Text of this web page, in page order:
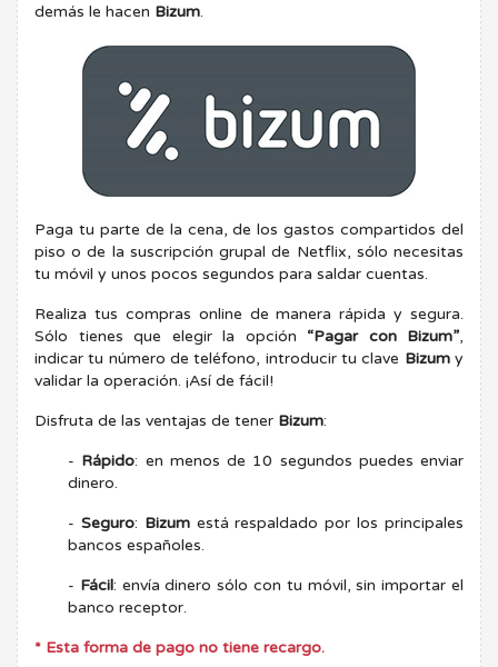
demás le hacen Bizum.
Paga tu parte de la cena, de los gastos compartidos del
piso o de la suscripción grupal de Netflix, sólo necesitas
tu móvil y unos pocos segundos para saldar cuentas.
Realiza tus compras online de manera rápida y segura.
Sólo tienes que elegir la opción “Pagar con Bizum”,
indicar tu número de teléfono, introducir tu clave Bizumy
validar la operación. ¡Así de fácil!
Disfruta de las ventajas de tener Bizum:
- Rápido: en menos de 10 segundos puedes enviar
dinero.
- Seguro: Bizumestá respaldado por los principales
bancos españoles.
- Fácil: envía dinero sólo con tu móvil, sin importar el
banco receptor.
* Esta forma de pago no tiene recargo.